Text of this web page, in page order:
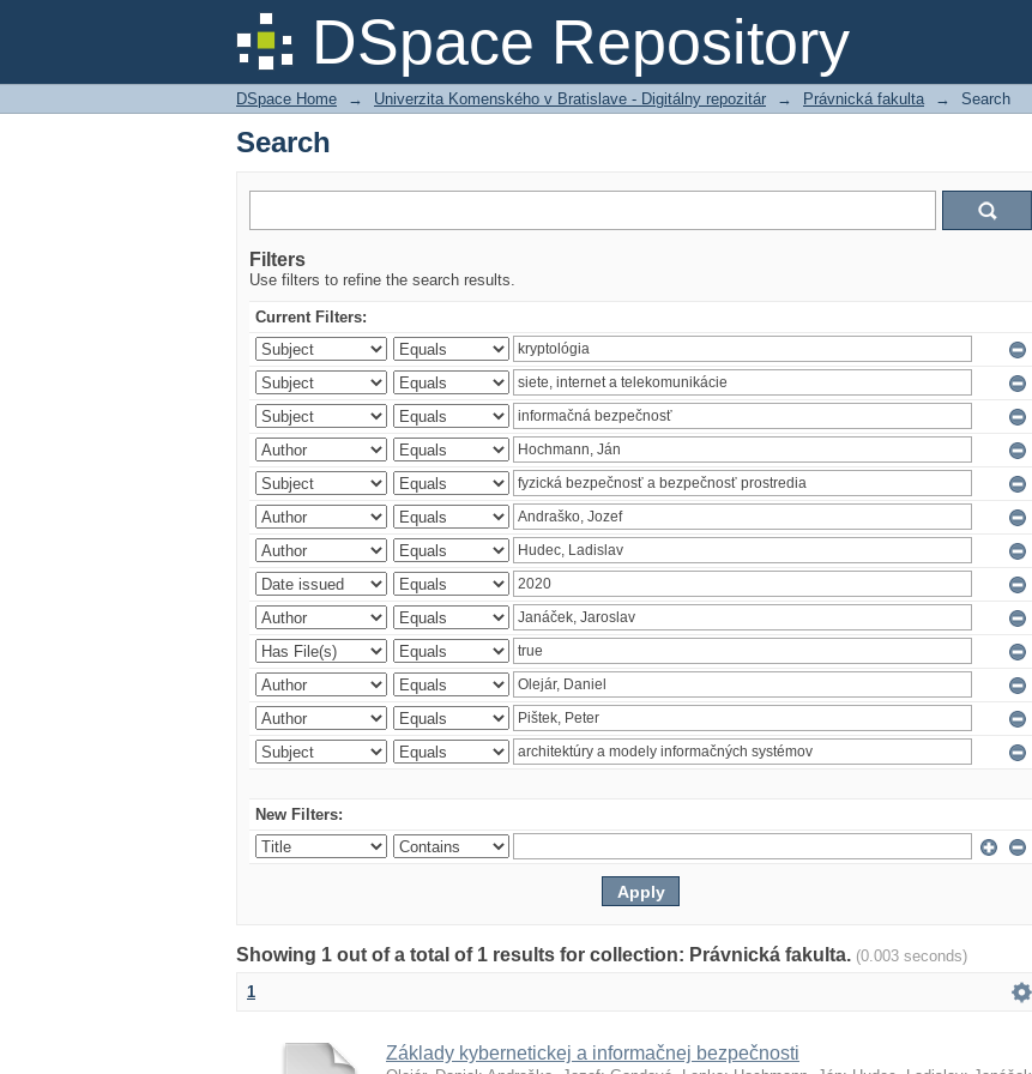
DSpace Repository
Search
DSpace Home → Univerzita Komenského v Bratislave - Digitálny repozitár → Právnická fakulta → Search
Search
Filters
Use filters to refine the search results.
Current Filters:
New Filters:
Showing 1 out of a total of 1 results for collection: Právnická fakulta. (0.003 seconds)
1
Základy kybernetickej a informačnej bezpečnosti